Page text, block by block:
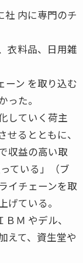
社 内に専門のチ
衣料品、日用雑
ーン を取り込む
った。
していく荷主
るとともに、
収益の高い取
ている」（ブ
イチェーンを取
げている。
Ｍ やデル、
えて、資生堂や